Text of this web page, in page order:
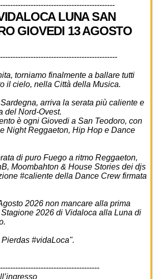
LUNA SAN
GIOVEDI 13 AGOSTO
torniamo finalmente a ballare tutti
il cielo, nella Città della Musica.
arriva la serata più caliente e
del Nord-Ovest.
è ogni Giovedi a San Teodoro, con
Night Reggaeton, Hip Hop e Dance
di puro Fuego a ritmo Reggaeton,
Moombahton & House Stories dei djs
#caliente della Dance Crew firmata
2026 non mancare alla prima
2026 di Vidaloca alla Luna di
#vidaLoca".